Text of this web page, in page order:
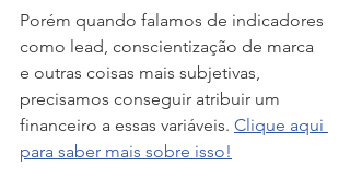
Porém quando falamos de indicadores
como lead, conscientização de marca
e outras coisas mais subjetivas,
precisamos conseguir atribuir um
financeiro a essas variáveis. Clique aqui
para saber mais sobre isso!